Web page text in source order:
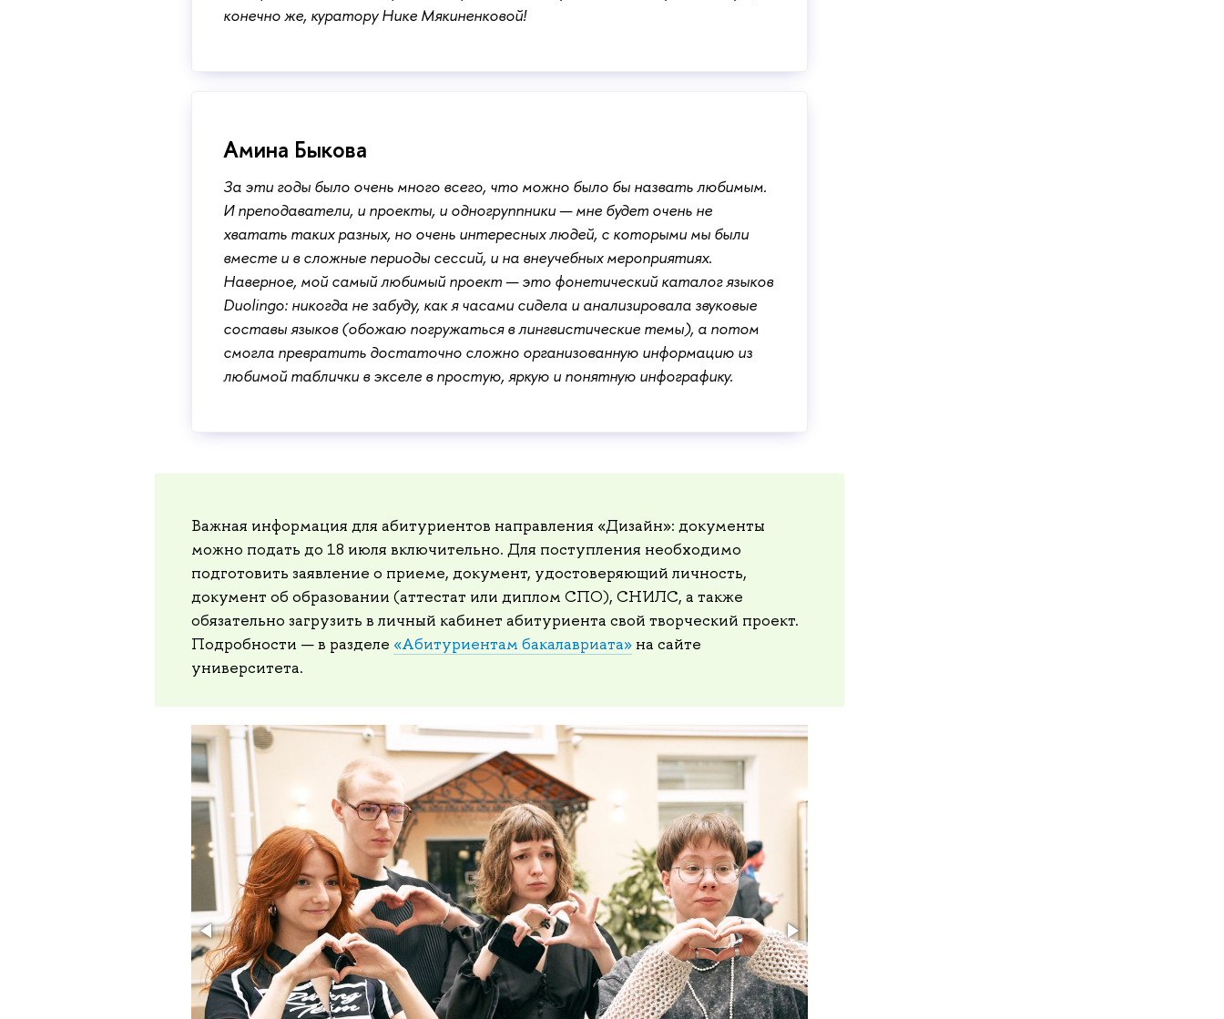
конечно же, куратору Нике Мякиненковой!
Амина Быкова
За эти годы было очень много всего, что можно было бы назвать любимым.
И преподаватели, и проекты, и одногруппники — мне будет очень не
хватать таких разных, но очень интересных людей, с которыми мы были
вместе и в сложные периоды сессий, и на внеучебных мероприятиях.
Наверное, мой самый любимый проект — это фонетический каталог языков
Duolingo: никогда не забуду, как я часами сидела и анализировала звуковые
составы языков (обожаю погружаться в лингвистические темы), а потом
смогла превратить достаточно сложно организованную информацию из
любимой таблички в экселе в простую, яркую и понятную инфографику.
Важная информация для абитуриентов направления «Дизайн»: документы
можно подать до 18 июля включительно. Для поступления необходимо
подготовить заявление о приеме, документ, удостоверяющий личность,
документ об образовании (аттестат или диплом СПО), СНИЛС, а также
обязательно загрузить в личный кабинет абитуриента свой творческий проект.
Подробности — в разделе «Абитуриентам бакалавриата»на сайте
университета.